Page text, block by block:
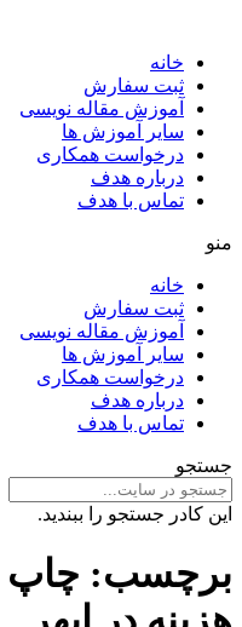
خانه
ثبت سفارش
آموزش مقاله نویسی
سایر آموزش ها
درخواست همکاری
درباره هدف
تماس با هدف
منو
خانه
ثبت سفارش
آموزش مقاله نویسی
سایر آموزش ها
درخواست همکاری
درباره هدف
تماس با هدف
جستجو
این کادر جستجو را ببندید.
برچسب: چاپ